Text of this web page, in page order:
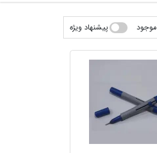
موجود پیشنهاد ویژه